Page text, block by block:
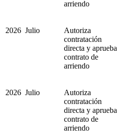
arriendo
2026 Julio
Autoriza
contratación
directa y aprueba
contrato de
arriendo
2026 Julio
Autoriza
contratación
directa y aprueba
contrato de
arriendo